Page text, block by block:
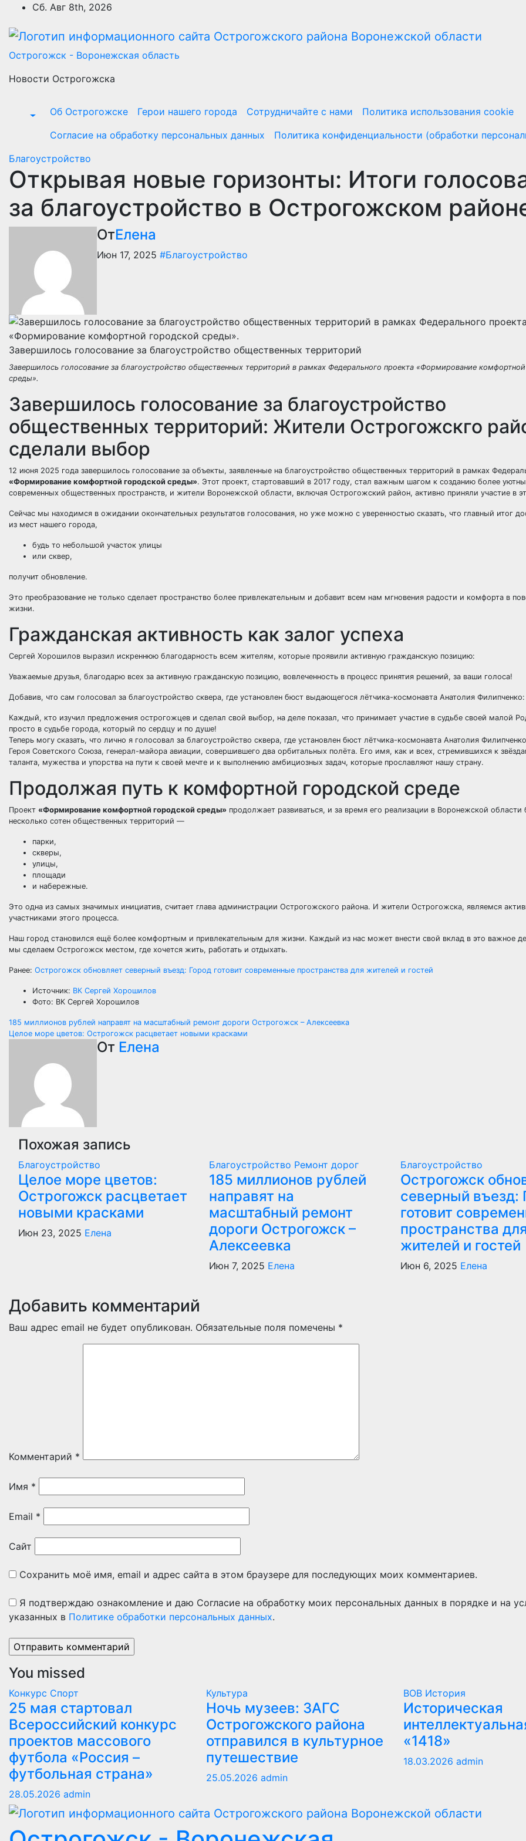
Перейти
содержимому
Сб. Авг 8th, 2026
Острогожск - Воронежская область
Новости Острогожска
Об Острогожске Герои нашего города Сотрудничайте с нами
Политика использования cookie
Согласие на обработку персональных данных
Политика конфиденциальности (обработки
Благоустройство
Открывая новые горизонты: Итоги
за благоустройство в Острогожском
ОтЕлена
Июн 17, 2025 #Благоустройство
Завершилось голосование за благоустройство общественных территорий
Завершилось голосование за благоустройство общественных территорий в рамках Федерального проекта «Формирование
среды».
Завершилось голосование за благоустройство
общественных территорий: Жители Острогожскго
сделали выбор
12 июня 2025 года завершилось голосование за объекты, заявленные на благоустройство общественных территорий в рамках
«Формирование комфортной городской среды». Этот проект, стартовавший в 2017 году, стал важным шагом к созданию более
современных общественных пространств, и жители Воронежской области, включая Острогожский район, активно приняли участие в
Сейчас мы находимся в ожидании окончательных результатов голосования, но уже можно с уверенностью сказать, что главный итог
из мест нашего города,
будь то небольшой участок улицы
или сквер,
получит обновление.
Это преобразование не только сделает пространство более привлекательным и добавит всем нам мгновения радости и комфорта в
жизни.
Гражданская активность как залог успеха
Сергей Хорошилов выразил искреннюю благодарность всем жителям, которые проявили активную гражданскую позицию:
Уважаемые друзья, благодарю всех за активную гражданскую позицию, вовлеченность в процесс принятия решений, за ваши голоса!
Добавив, что сам голосовал за благоустройство сквера, где установлен бюст выдающегося лётчика-космонавта Анатолия Филипченко:
Каждый, кто изучил предложения острогожцев и сделал свой выбор, на деле показал, что принимает участие в судьбе своей малой
просто в судьбе города, который по сердцу и по душе!
Теперь могу сказать, что лично я голосовал за благоустройство сквера, где установлен бюст лётчика-космонавта Анатолия
Героя Советского Союза, генерал-майора авиации, совершившего два орбитальных полёта. Его имя, как и всех, стремившихся к
таланта, мужества и упорства на пути к своей мечте и к выполнению амбициозных задач, которые прославляют нашу страну.
Продолжая путь к комфортной городской среде
Проект «Формирование комфортной городской среды» продолжает развиваться, и за время его реализации в Воронежской области
несколько сотен общественных территорий —
парки,
скверы,
улицы,
площади
и набережные.
Это одна из самых значимых инициатив, считает глава администрации Острогожского района. И жители Острогожска, являемся
участниками этого процесса.
Наш город становился ещё более комфортным и привлекательным для жизни. Каждый из нас может внести свой вклад в это важное
мы сделаем Острогожск местом, где хочется жить, работать и отдыхать.
Ранее: Острогожск обновляет северный въезд: Город готовит современные пространства для жителей и гостей
Источник: ВК Сергей Хорошилов
Фото: ВК Сергей Хорошилов
Навигация
записям
185 миллионов рублей направят на масштабный ремонт дороги Острогожск – Алексеевка
Целое море цветов: Острогожск расцветает новыми красками
От Елена
Похожая запись
Благоустройство
Целое море цветов:
Острогожск расцветает
новыми красками
Июн 23, 2025 Елена
Благоустройство Ремонт дорог
185 миллионов рублей
направят на
масштабный ремонт
дороги Острогожск –
Алексеевка
Июн 7, 2025 Елена
Благоустройство
Острогожск
северный въезд:
готовит
пространства для
жителей и гостей
Июн 6, 2025 Елена
Добавить комментарий
Ваш адрес email не будет опубликован. Обязательные поля помечены *
Комментарий *
Имя *
Email *
Сайт
Сохранить моё имя, email и адрес сайта в этом браузере для последующих моих комментариев.
Я подтверждаю ознакомление и даю Согласие на обработку моих персональных данных в порядке и на
указанных в Политике обработки персональных данных.
You missed
Конкурс Спорт
25 мая стартовал
Всероссийский конкурс
проектов массового
футбола «Россия –
футбольная страна»
28.05.2026 admin
Культура
Ночь музеев: ЗАГС
Острогожского района
отправился в культурное
путешествие
25.05.2026 admin
ВОВ История
Историческая
«1418»
18.03.2026 admin